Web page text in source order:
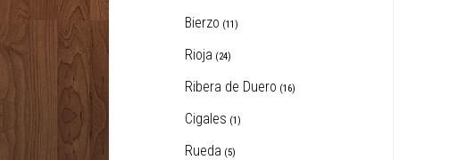
Bierzo (11)
Rioja (24)
Ribera de Duero (16)
Cigales (1)
Rueda (5)